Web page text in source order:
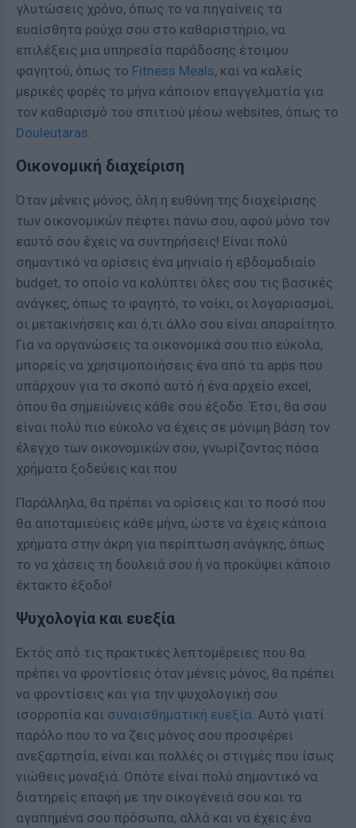
γλυτώσεις χρόνο, όπως το να πηγαίνεις τα
ευαίσθητα ρούχα σου στο καθαριστήριο, να
επιλέξεις μια υπηρεσία παράδοσης έτοιμου
φαγητού, όπως το Fitness Meals, και να καλείς
μερικές φορές το μήνα κάποιον επαγγελματία για
τον καθαρισμό του σπιτιού μέσω websites, όπως το
Douleutaras.
Οικονομική διαχείριση
Όταν μένεις μόνος, όλη η ευθύνη της διαχείρισης
των οικονομικών πέφτει πάνω σου, αφού μόνο τον
εαυτό σου έχεις να συντηρήσεις! Είναι πολύ
σημαντικό να ορίσεις ένα μηνιαίο ή εβδομαδιαίο
budget, το οποίο να καλύπτει όλες σου τις βασικές
ανάγκες, όπως το φαγητό, το νοίκι, οι λογαριασμοί,
οι μετακινήσεις και ό,τι άλλο σου είναι απαραίτητο.
Για να οργανώσεις τα οικονομικά σου πιο εύκολα,
μπορείς να χρησιμοποιήσεις ένα από τα apps που
υπάρχουν για το σκοπό αυτό ή ένα αρχείο excel,
όπου θα σημειώνεις κάθε σου έξοδο. Έτσι, θα σου
είναι πολύ πιο εύκολο να έχεις σε μόνιμη βάση τον
έλεγχο των οικονομικών σου, γνωρίζοντας πόσα
χρήματα ξοδεύεις και που.
Παράλληλα, θα πρέπει να ορίσεις και το ποσό που
θα αποταμιεύεις κάθε μήνα, ώστε να έχεις κάποια
χρήματα στην άκρη για περίπτωση ανάγκης, όπως
το να χάσεις τη δουλειά σου ή να προκύψει κάποιο
έκτακτο έξοδο!
Ψυχολογία και ευεξία
Εκτός από τις πρακτικές λεπτομέρειες που θα
πρέπει να φροντίσεις όταν μένεις μόνος, θα πρέπει
να φροντίσεις και για την ψυχολογική σου
ισορροπία και συναισθηματική ευεξία. Αυτό γιατί
παρόλο που το να ζεις μόνος σου προσφέρει
ανεξαρτησία, είναι και πολλές οι στιγμές που ίσως
νιώθεις μοναξιά. Οπότε είναι πολύ σημαντικό να
διατηρείς επαφή με την οικογένειά σου και τα
αγαπημένα σου πρόσωπα, αλλά και να έχεις ένα